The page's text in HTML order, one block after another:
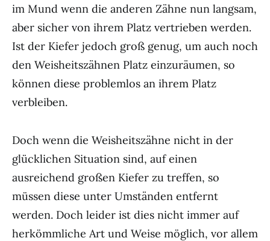
im Mund wenn die anderen Zähne nun langsam,
aber sicher von ihrem Platz vertrieben werden.
Ist der Kiefer jedoch groß genug, um auch noch
den Weisheitszähnen Platz einzuräumen, so
können diese problemlos an ihrem Platz
verbleiben.
Doch wenn die Weisheitszähne nicht in der
glücklichen Situation sind, auf einen
ausreichend großen Kiefer zu treffen, so
müssen diese unter Umständen entfernt
werden. Doch leider ist dies nicht immer auf
herkömmliche Art und Weise möglich, vor allem